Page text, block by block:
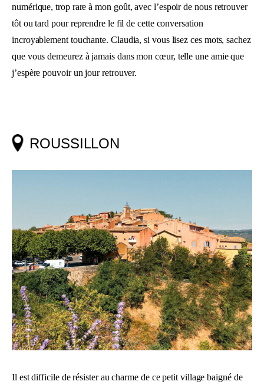
numérique, trop rare à mon goût, avec l’espoir de nous retrouver
tôt ou tard pour reprendre le fil de cette conversation
incroyablement touchante. Claudia, si vous lisez ces mots, sachez
que vous demeurez à jamais dans mon cœur, telle une amie que
j’espère pouvoir un jour retrouver.
ROUSSILLON
Il est difficile de résister au charme de ce petit village baigné de